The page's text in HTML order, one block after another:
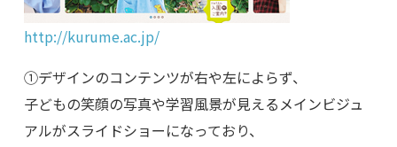
http://kurume.ac.jp/
①デザインのコンテンツが右や左によらず、
子どもの笑顔の写真や学習風景が見えるメインビジュ
アルがスライドショーになっており、